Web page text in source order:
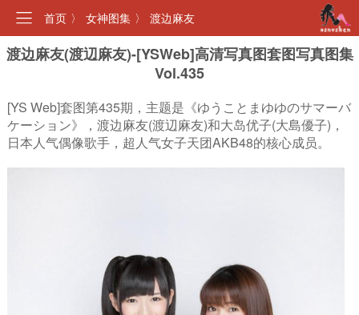
首页 〉 女神图集 〉 渡边麻友
渡边麻友(渡辺麻友)-[YSWeb]高清写真图套图写真图集
Vol.435
[YS Web]套图第435期，主题是《ゆうことまゆゆのサマーバ
ケーション》，渡边麻友(渡辺麻友)和大岛优子(大島優子)，
日本人气偶像歌手，超人气女子天团AKB48的核心成员。